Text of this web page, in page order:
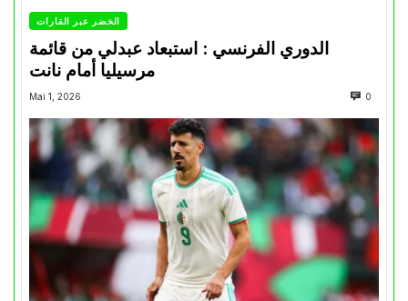
الخضر عبر القارات
الدوري الفرنسي : استبعاد عبدلي من قائمة
مرسيليا أمام نانت
Mai 1, 2026 0